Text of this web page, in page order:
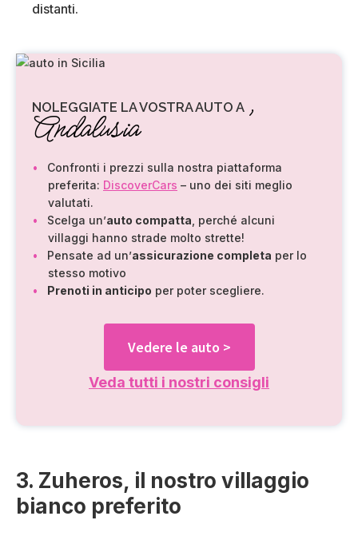
distanti.
NOLEGGIATE LA VOSTRA AUTO A ,
Andalusia
Confronti i prezzi sulla nostra piattaforma
preferita: DiscoverCars – uno dei siti meglio
valutati.
Scelga un’auto compatta , perché alcuni
villaggi hanno strade molto strette!
Pensate ad un’assicurazione completa per lo
stesso motivo
Prenoti in anticipo per poter scegliere.
Vedere le auto >
Veda tutti i nostri consigli
3. Zuheros, il nostro villaggio
bianco preferito